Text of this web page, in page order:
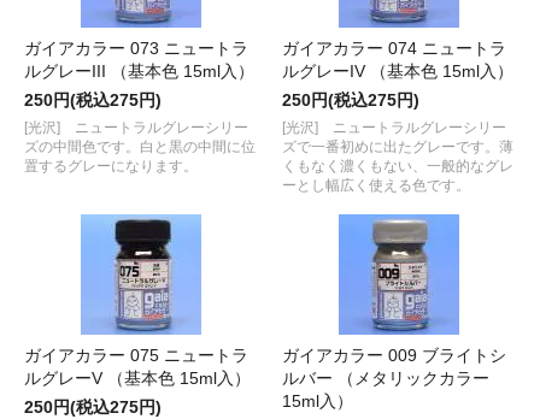
ガイアカラー 073 ニュートラ
ルグレーIII （基本色 15ml入）
250円(税込275円)
[光沢] ニュートラルグレーシリー
ズの中間色です。白と黒の中間に位
置するグレーになります。
ガイアカラー 074 ニュートラ
ルグレーIV （基本色 15ml入）
250円(税込275円)
[光沢] ニュートラルグレーシリー
ズで一番初めに出たグレーです。薄
くもなく濃くもない、一般的なグレ
ーとし幅広く使える色です。
ガイアカラー 075 ニュートラ
ルグレーV （基本色 15ml入）
250円(税込275円)
ガイアカラー 009 ブライトシ
ルバー （メタリックカラー
15ml入）